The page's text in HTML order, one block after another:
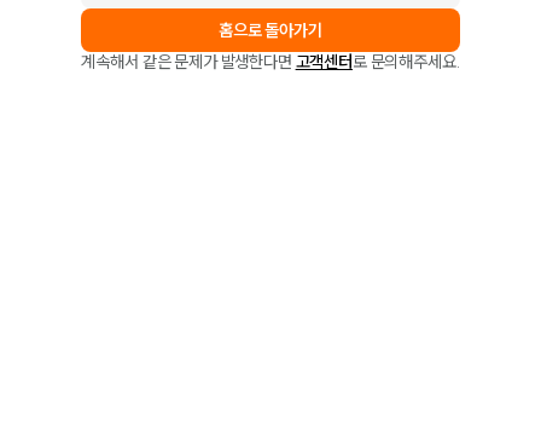
홈으로 돌아가기
계속해서 같은 문제가 발생한다면 고객센터로 문의해주세요.